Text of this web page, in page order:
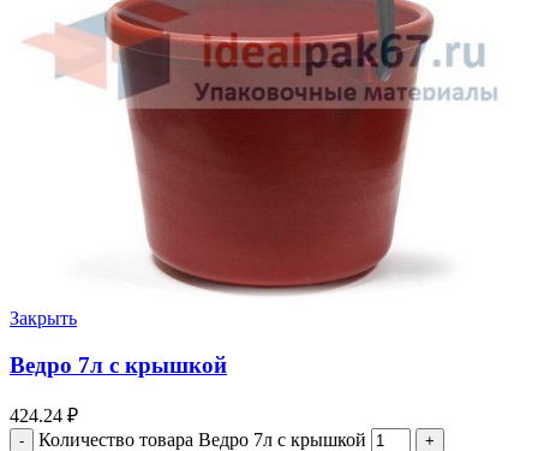
Закрыть
Ведро 7л с крышкой
424.24 ₽
Количество товара Ведро 7л с крышкой